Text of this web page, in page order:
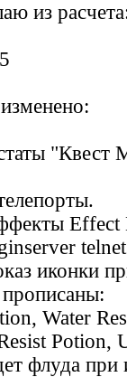
из
"Квест
Effect
иконки
Water
Potion,
флуда